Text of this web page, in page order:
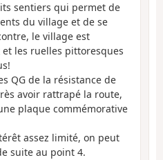
sentiers qui permet de
du village et de se
le village est
les ruelles pittoresques
QG de la résistance de
avoir rattrapé la route,
plaque commémorative
assez limité, on peut
suite au point 4.